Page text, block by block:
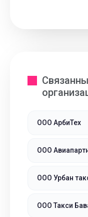
ООО АрбиТех
ООО
ООО Урбан
ООО Такси